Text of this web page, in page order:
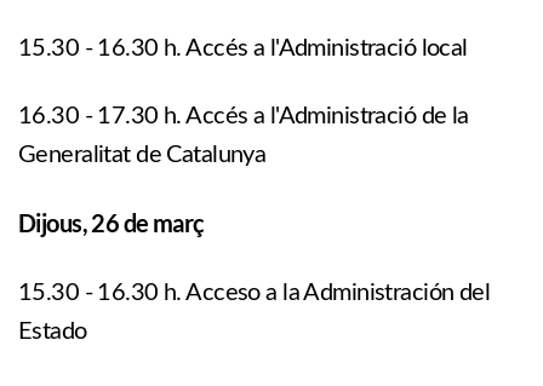
15.30 - 16.30 h. Accés a l'Administració local
16.30 - 17.30 h. Accés a l'Administració de la
Generalitat de Catalunya
Dijous, 26 de març
15.30 - 16.30 h. Acceso a la Administración del
Estado